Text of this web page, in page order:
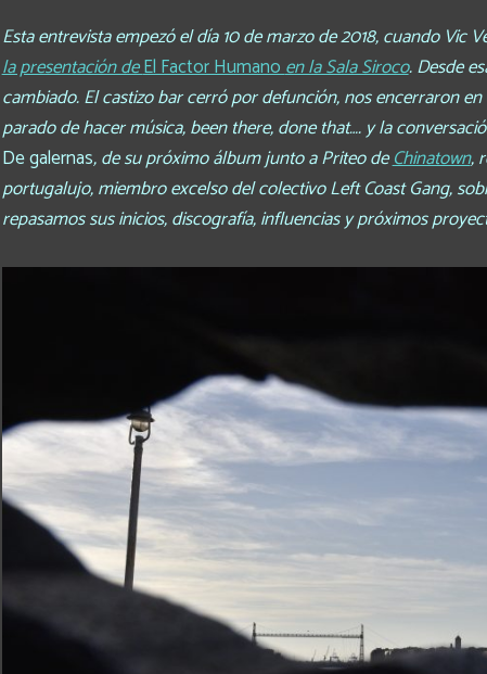
Esta entrevista empezó el día 10 de marzo de 2018, cuando
la presentación deEl Factor Humanoen la Sala Siroco. Desde
cambiado. El castizo bar cerró por defunción, nos encerraron
parado de hacer música, been there, done that…. y la
De galernas, de su próximo álbum junto a Priteo deChinatown,
portugalujo, miembro excelso del colectivo Left Coast Gang,
repasamos sus inicios, discografía, influencias y próximos